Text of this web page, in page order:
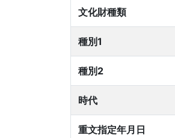
文化財種類
種別1
種別2
時代
重文指定年月日